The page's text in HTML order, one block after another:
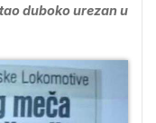
duboko urezan u